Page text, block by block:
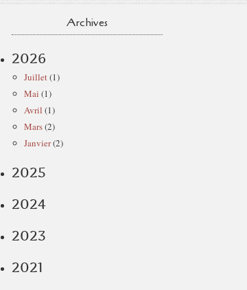
Archives
2026
Juillet(1)
Mai (1)
Avril (1)
Mars(2)
Janvier(2)
2025
2024
2023
2021